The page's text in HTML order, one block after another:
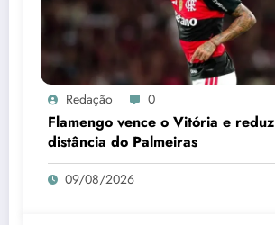
Redação 0
Flamengo vence o Vitória e reduz
distância do Palmeiras
09/08/2026